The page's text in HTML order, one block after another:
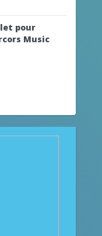
pour
Music